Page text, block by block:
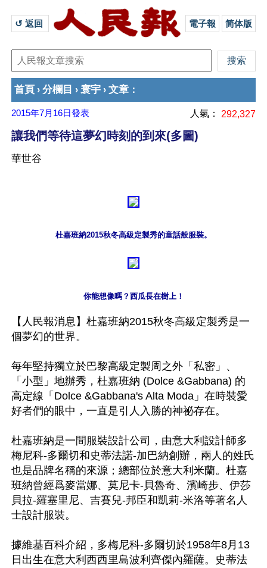
↺ 返回 電子報 简体版
首頁 › 分欄目 › 寰宇 › 文章 ：
2015年7月16日發表 人氣： 292,327
讓我們等待這夢幻時刻的到來(多圖)
華世谷
杜嘉班納2015秋冬高級定製秀的童話般服裝。
你能想像嗎？西瓜長在樹上！
【人民報消息】杜嘉班納2015秋冬高級定製秀是一
個夢幻的世界。
每年堅持獨立於巴黎高級定製周之外「私密」、
「小型」地辦秀，杜嘉班納 (Dolce &Gabbana) 的
高定線「Dolce &Gabbana's Alta Moda」在時裝愛
好者們的眼中，一直是引人入勝的神祕存在。
杜嘉班納是一間服裝設計公司，由意大利設計師多
梅尼科-多爾切和史蒂法諾-加巴納創辦，兩人的姓氏
也是品牌名稱的來源；總部位於意大利米蘭。杜嘉
班納曾經爲麥當娜、莫尼卡-貝魯奇、濱崎步、伊莎
貝拉-羅塞里尼、吉賽兒-邦臣和凱莉-米洛等著名人
士設計服裝。
據維基百科介紹，多梅尼科-多爾切於1958年8月13
日出生在意大利西西里島波利齊傑內羅薩。史蒂法